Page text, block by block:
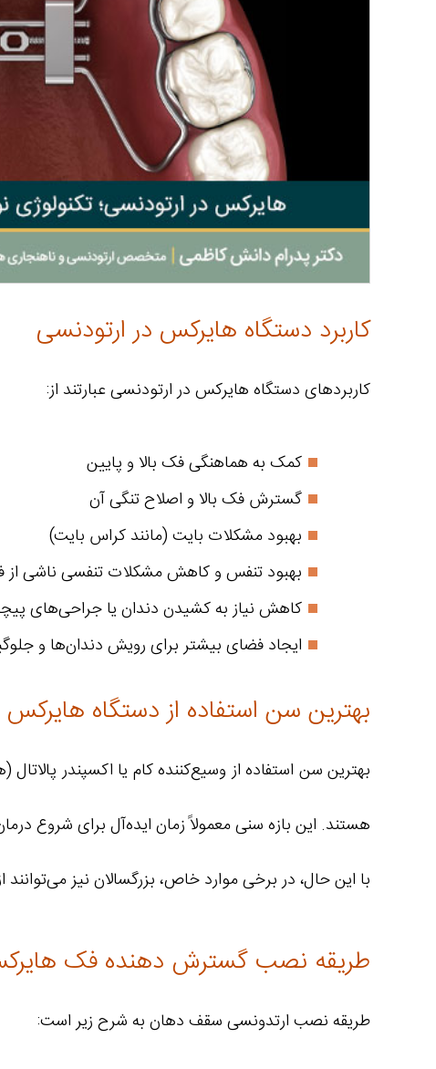
کاربرد دستگاه هایرکس در ارتودنسی
کاربردهای دستگاه هایرکس در ارتودنسی عبارتند از:
کمک به هماهنگی فک بالا و پایین
گسترش فک بالا و اصلاح تنگی آن
بهبود مشکلات بایت (مانند کراس بایت)
بهبود تنفس و کاهش مشکلات تنفسی ناشی
کاهش نیاز به کشیدن دندان یا جراحی‌های
ایجاد فضای بیشتر برای رویش دندان‌ها و
بهترین سن استفاده از دستگاه هایرکس
هستند. این بازه سنی معمولاً زمان ایده‌آل برای شروع
با این حال، در برخی موارد خاص، بزرگسالان نیز
طریقه نصب گسترش دهنده فک
طریقه نصب ارتدونسی سقف دهان به شرح زیر است: